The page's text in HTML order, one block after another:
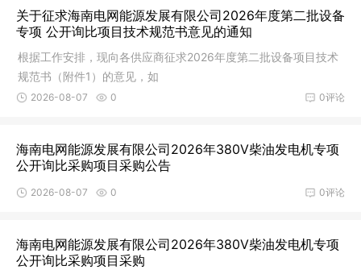
关于征求海南电网能源发展有限公司2026年度第二批设备
专项 公开询比项目技术规范书意见的通知
根据工作安排，现向各供应商征求2026年度第二批设备项目技术
规范书（附件1）的意见，如
0评论
2026-08-07 0
海南电网能源发展有限公司2026年380V柴油发电机专项
公开询比采购项目采购公告
0评论
2026-08-07 0
海南电网能源发展有限公司2026年380V柴油发电机专项
公开询比采购项目采购